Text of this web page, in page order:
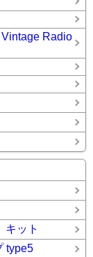
Radio
ット
type5